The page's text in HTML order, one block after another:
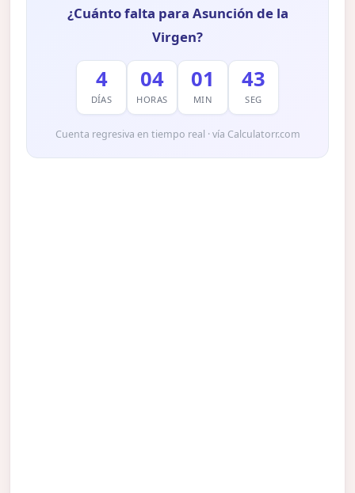
¿Cuánto falta para Asunción de la
Virgen?
4
DÍAS
04
HORAS
01
MIN
41
SEG
Cuenta regresiva en tiempo real · vía Calculatorr.com